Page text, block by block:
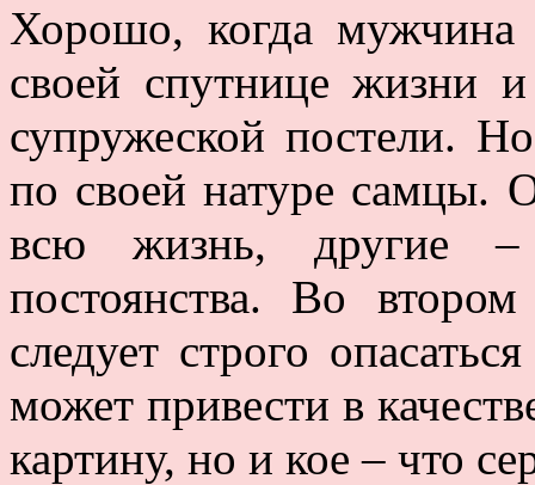
Хорошо, когда мужчина
своей спутнице жизни
супружеской постели.
по своей натуре самцы.
всю жизнь, другие –
постоянства. Во
следует строго
может привести в
картину, но и кое – что